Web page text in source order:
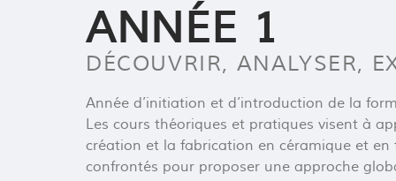
ANNÉE 1
DÉCOUVRIR, ANALYSER,
Année d’initiation et d’introduction de la
Les cours théoriques et pratiques visent à
création et la fabrication en céramique et
confrontés pour proposer une approche